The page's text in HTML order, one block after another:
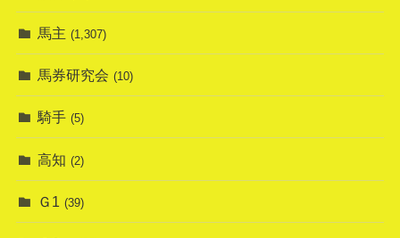
馬主 (1,307)
馬券研究会 (10)
騎手 (5)
高知 (2)
Ｇ1 (39)